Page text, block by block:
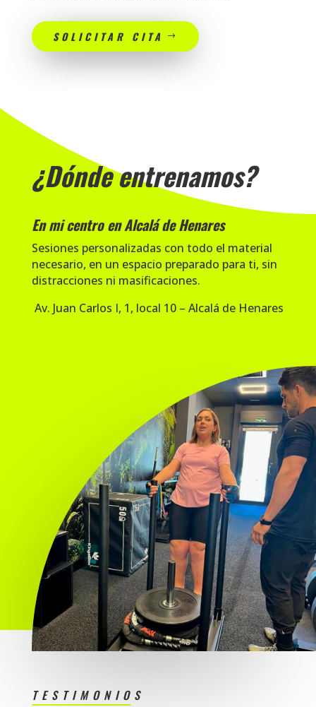
SOLICITAR CITA
¿Dónde entrenamos?
En mi centro en Alcalá de Henares
Sesiones personalizadas con todo el material
necesario, en un espacio preparado para ti, sin
distracciones ni masificaciones.
Av. Juan Carlos I, 1, local 10 – Alcalá de Henares
TESTIMONIOS